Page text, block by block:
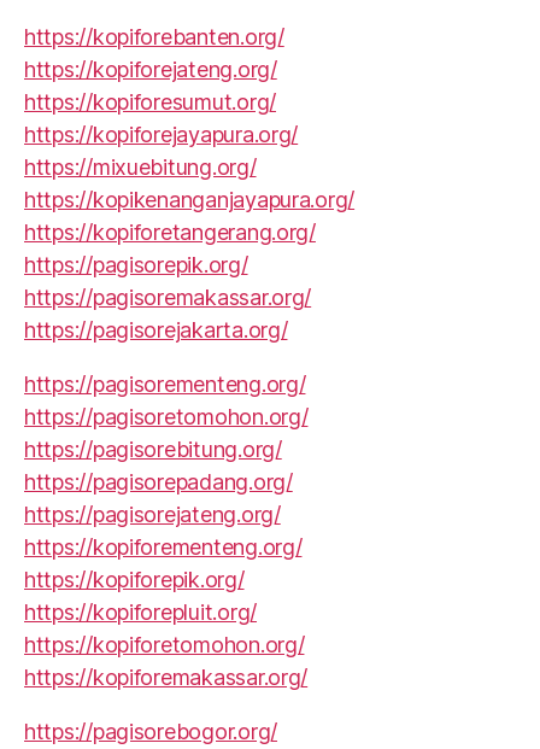
https://kopiforebanten.org/
https://kopiforejateng.org/
https://kopiforesumut.org/
https://kopiforejayapura.org/
https://mixuebitung.org/
https://kopikenanganjayapura.org/
https://kopiforetangerang.org/
https://pagisorepik.org/
https://pagisoremakassar.org/
https://pagisorejakarta.org/
https://pagisorementeng.org/
https://pagisoretomohon.org/
https://pagisorebitung.org/
https://pagisorepadang.org/
https://pagisorejateng.org/
https://kopiforementeng.org/
https://kopiforepik.org/
https://kopiforepluit.org/
https://kopiforetomohon.org/
https://kopiforemakassar.org/
https://pagisorebogor.org/